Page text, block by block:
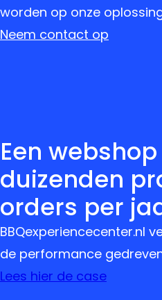
worden op onze
Neem contact op
Een
duizenden
orders per
BBQexperiencecenter.nl
de performance
Lees hier de case